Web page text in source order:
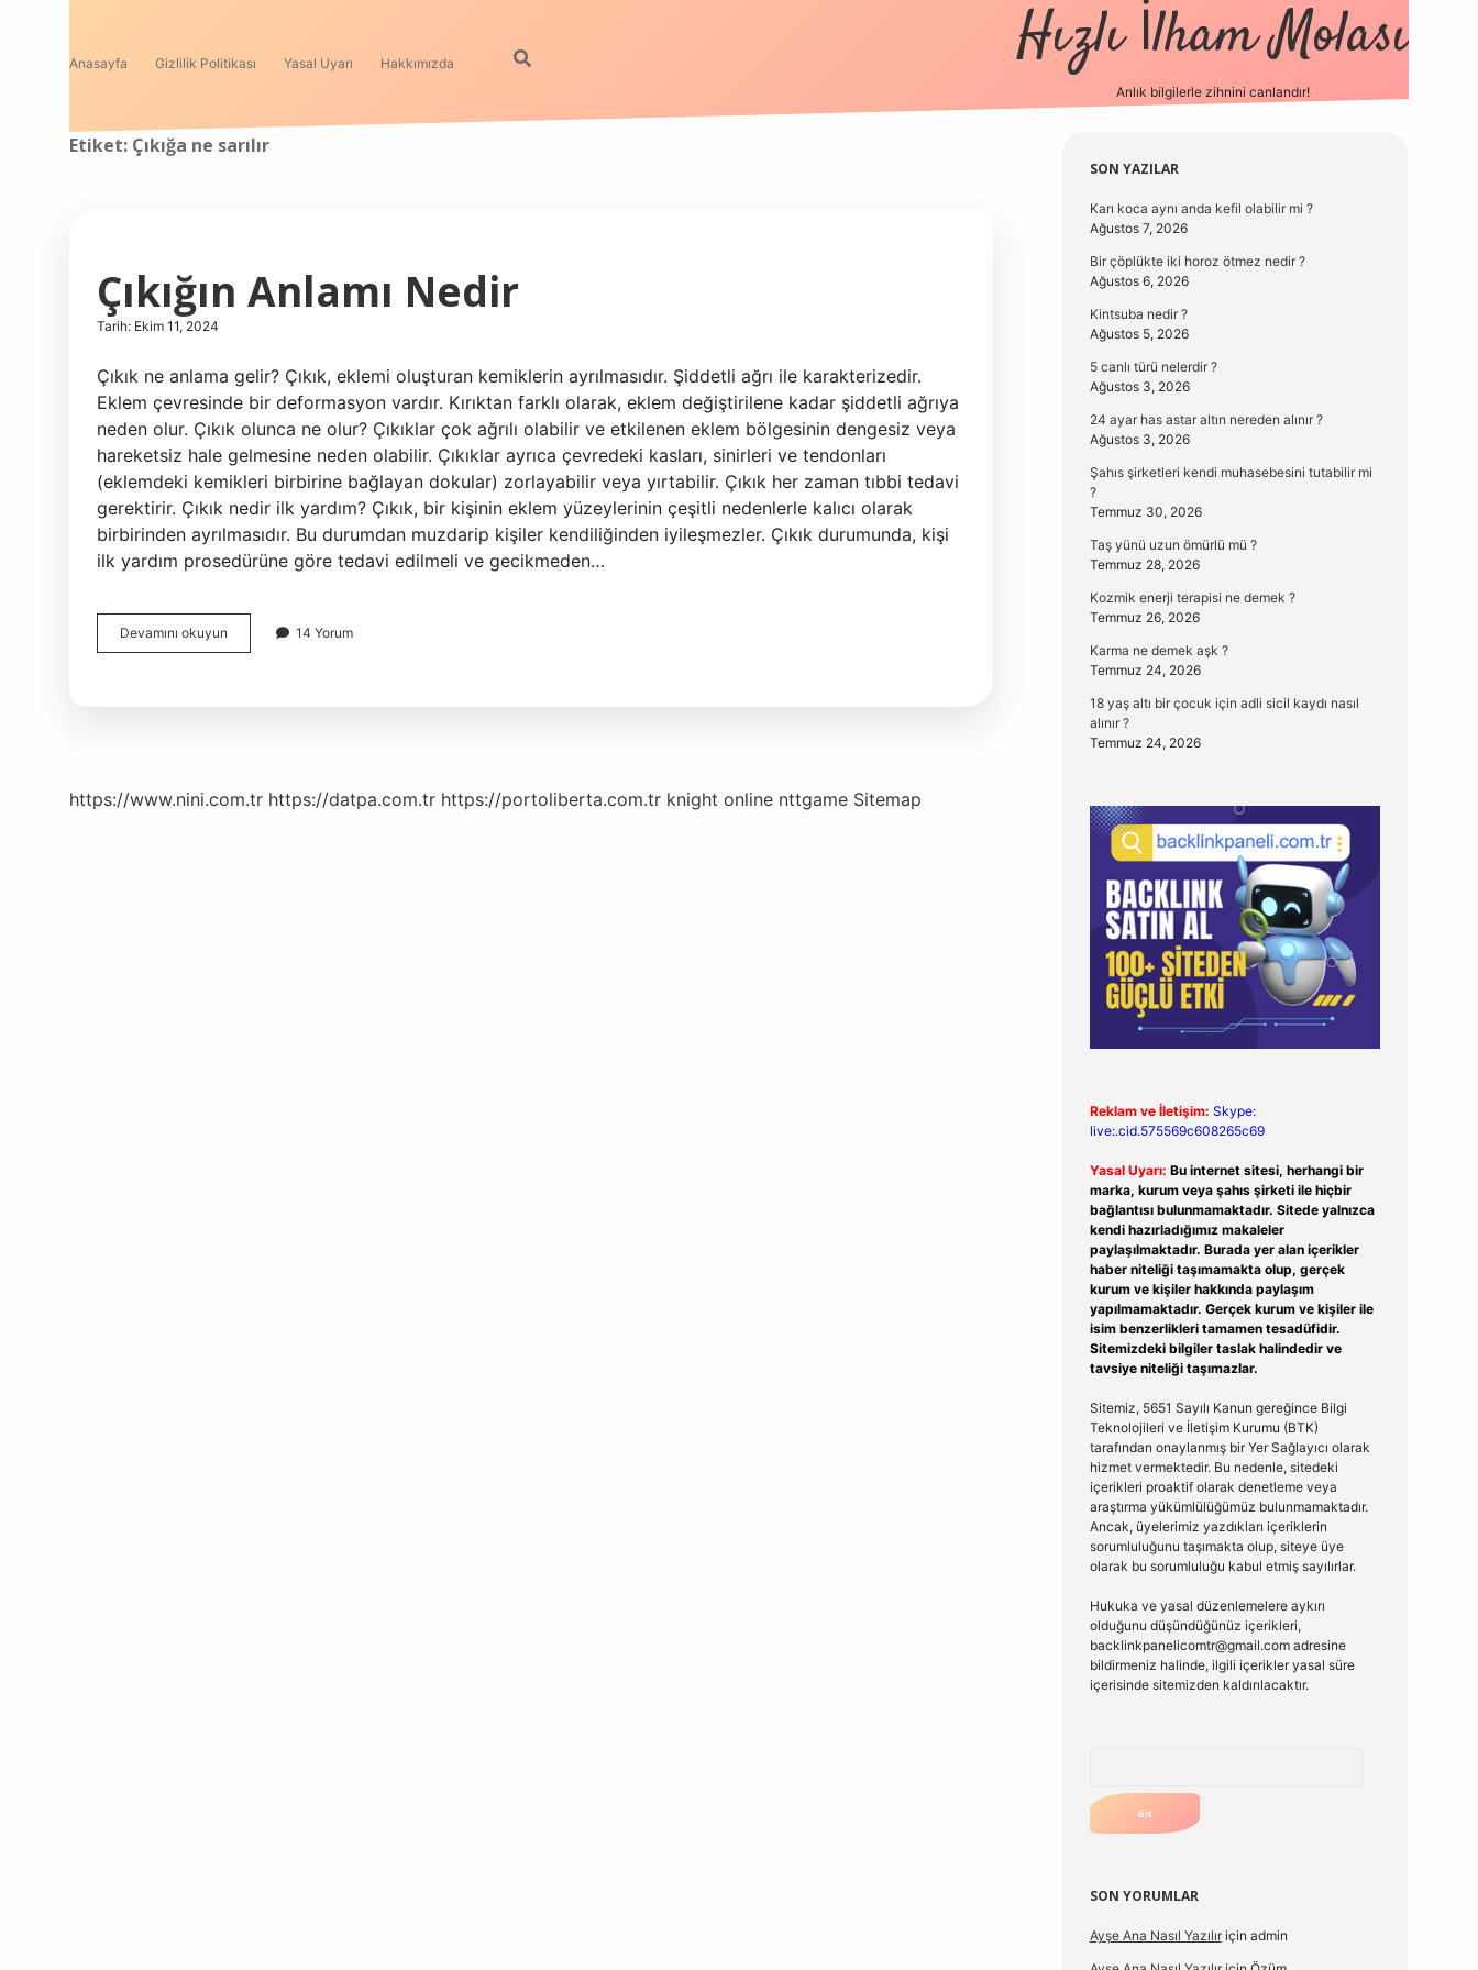
Anasayfa Gizlilik Politikası Yasal Uyarı Hakkımızda Hızlı İlham Molası
Anlık bilgilerle zihnini canlandır!
Etiket: Çıkığa ne sarılır
Çıkığın Anlamı Nedir
Tarih: Ekim 11, 2024
Çıkık ne anlama gelir? Çıkık, eklemi oluşturan kemiklerin ayrılmasıdır. Şiddetli ağrı ile karakterizedir.
Eklem çevresinde bir deformasyon vardır. Kırıktan farklı olarak, eklem değiştirilene kadar şiddetli ağrıya
neden olur. Çıkık olunca ne olur? Çıkıklar çok ağrılı olabilir ve etkilenen eklem bölgesinin dengesiz veya
hareketsiz hale gelmesine neden olabilir. Çıkıklar ayrıca çevredeki kasları, sinirleri ve tendonları
(eklemdeki kemikleri birbirine bağlayan dokular) zorlayabilir veya yırtabilir. Çıkık her zaman tıbbi tedavi
gerektirir. Çıkık nedir ilk yardım? Çıkık, bir kişinin eklem yüzeylerinin çeşitli nedenlerle kalıcı olarak
birbirinden ayrılmasıdır. Bu durumdan muzdarip kişiler kendiliğinden iyileşmezler. Çıkık durumunda, kişi
ilk yardım prosedürüne göre tedavi edilmeli ve gecikmeden…
Devamını okuyun
Anlamı
14 Yorum
https://www.nini.com.tr https://datpa.com.tr https://portoliberta.com.tr knight online nttgame Sitemap
Sidebar
SON YAZILAR
Karı koca aynı anda kefil olabilir mi ?
Ağustos 7, 2026
Bir çöplükte iki horoz ötmez nedir ?
Ağustos 6, 2026
Kintsuba nedir ?
Ağustos 5, 2026
5 canlı türü nelerdir ?
Ağustos 3, 2026
24 ayar has astar altın nereden alınır ?
Ağustos 3, 2026
Şahıs şirketleri kendi muhasebesini tutabilir mi
?
Temmuz 30, 2026
Taş yünü uzun ömürlü mü ?
Temmuz 28, 2026
Kozmik enerji terapisi ne demek ?
Temmuz 26, 2026
Karma ne demek aşk ?
Temmuz 24, 2026
18 yaş altı bir çocuk için adli sicil kaydı nasıl
alınır ?
Temmuz 24, 2026
Reklam ve İletişim: Skype:
live:.cid.575569c608265c69
Yasal Uyarı: Bu internet sitesi, herhangi bir
marka, kurum veya şahıs şirketi ile hiçbir
bağlantısı bulunmamaktadır. Sitede yalnızca
kendi hazırladığımız makaleler
paylaşılmaktadır. Burada yer alan içerikler
haber niteliği taşımamakta olup, gerçek
kurum ve kişiler hakkında paylaşım
yapılmamaktadır. Gerçek kurum ve kişiler ile
isim benzerlikleri tamamen tesadüfidir.
Sitemizdeki bilgiler taslak halindedir ve
tavsiye niteliği taşımazlar.
Sitemiz, 5651 Sayılı Kanun gereğince Bilgi
Teknolojileri ve İletişim Kurumu (BTK)
tarafından onaylanmış bir Yer Sağlayıcı olarak
hizmet vermektedir. Bu nedenle, sitedeki
içerikleri proaktif olarak denetleme veya
araştırma yükümlülüğümüz bulunmamaktadır.
Ancak, üyelerimiz yazdıkları içeriklerin
sorumluluğunu taşımakta olup, siteye üye
olarak bu sorumluluğu kabul etmiş sayılırlar.
Hukuka ve yasal düzenlemelere aykırı
olduğunu düşündüğünüz içerikleri,
backlinkpanelicomtr@gmail.comadresine
bildirmeniz halinde, ilgili içerikler yasal süre
içerisinde sitemizden kaldırılacaktır.
SON YORUMLAR
Ayşe Ana Nasıl Yazılıriçin admin